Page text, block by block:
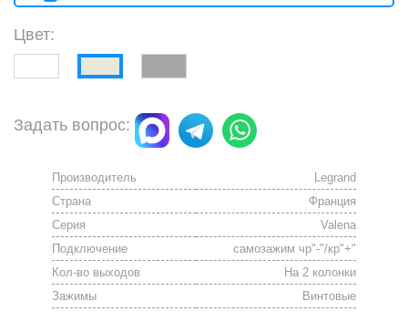
Цвет:
Задать вопрос:
Производитель
Legrand
Страна
Франция
Серия
Valena
Подключение
самозажим чр"-"/кр"+"
Кол-во выходов
На 2 колонки
Зажимы
Винтовые